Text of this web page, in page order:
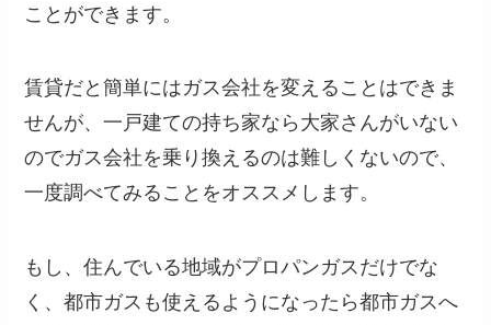
ことができます。
賃貸だと簡単にはガス会社を変えることはできま
せんが、一戸建ての持ち家なら大家さんがいない
のでガス会社を乗り換えるのは難しくないので、
一度調べてみることをオススメします。
もし、住んでいる地域がプロパンガスだけでな
く、都市ガスも使えるようになったら都市ガスへ